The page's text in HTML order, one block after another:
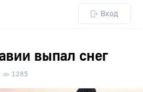
Вход
выпал снег
1285